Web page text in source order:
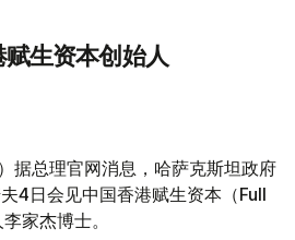
生资本创始人
）据总理官网消息，哈萨克斯坦政府
4日会见中国香港赋生资本（Full
家杰博士。